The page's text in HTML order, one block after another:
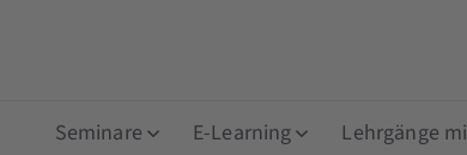
Seminare E-Learning Lehrgänge